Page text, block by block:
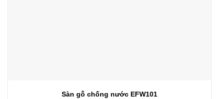
Sàn gỗ chống nước EFW101